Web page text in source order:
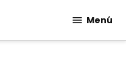
Menú